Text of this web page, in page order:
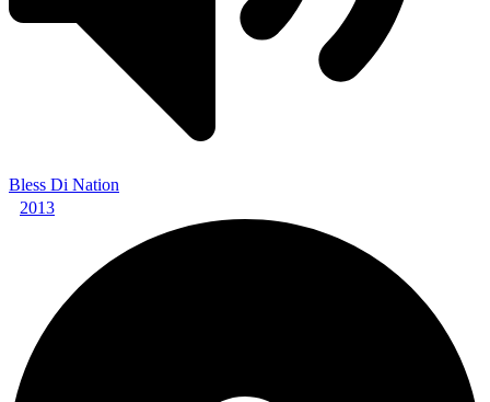
Bless Di Nation
2013